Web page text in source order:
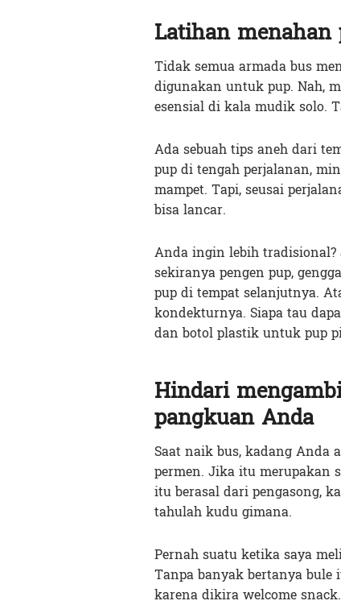
Latihan
Tidak semua armada bus
digunakan untuk pup. Nah,
esensial di kala mudik solo.
Ada sebuah tips aneh dari
pup di tengah perjalanan,
mampet. Tapi, seusai
bisa lancar.
Anda ingin lebih tradisional?
sekiranya pengen pup,
pup di tempat selanjutnya.
kondekturnya. Siapa tau
dan botol plastik untuk pup
Hindari
pangkuan Anda
Saat naik bus, kadang Anda
permen. Jika itu merupakan
itu berasal dari pengasong,
tahulah kudu gimana.
Pernah suatu ketika saya
Tanpa banyak bertanya
karena dikira welcome